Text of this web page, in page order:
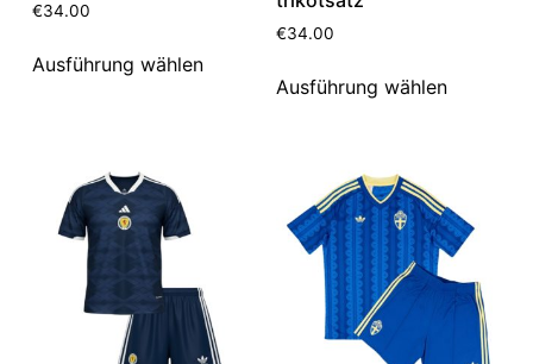
€34.00
Ausführung wählen
€34.00
Ausführung wählen